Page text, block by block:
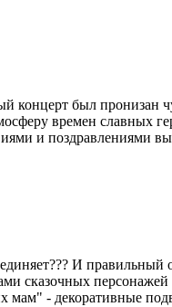
концерт был пронизан
времен славных
и поздравлениями
И правильный
сказочных
мам" - декоративные